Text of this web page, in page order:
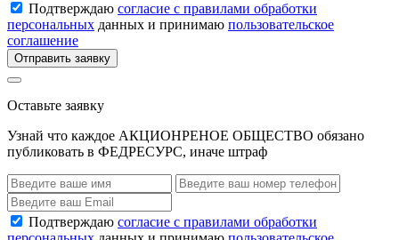
Подтверждаю согласие с правилами обработки
персональных данных и принимаю пользовательское
соглашение
Отправить заявку
Оставьте заявку
Узнай что каждое АКЦИОНРЕНОЕ ОБЩЕСТВО обязано
публиковать в ФЕДРЕСУРС, иначе штраф
Подтверждаю согласие с правилами обработки